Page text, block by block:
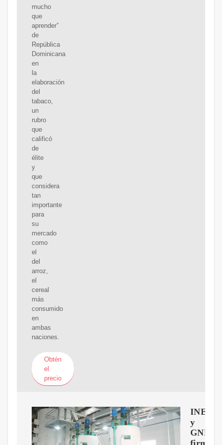
mucho
que
aprender”
de
República
Dominicana
en
la
elaboración
del
tabaco,
un
rubro
que
calificó
de
élite
y
que
considera
tan
importante
para
su
mercado
como
el
del
arroz,
el
cereal
más
consumido
en
ambas
naciones.
Obtén
el
precio
INEOS
y
GNFC
firman